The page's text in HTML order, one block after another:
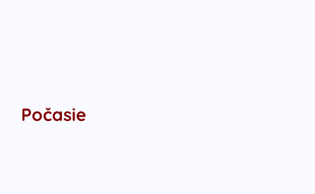
Počasie